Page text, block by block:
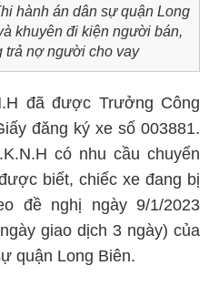
hành án dân sự quận Long
khuyên đi kiện người bán,
trả nợ người cho vay
đã được Trưởng Công
đăng ký xe số 003881.
có nhu cầu chuyển
biết, chiếc xe đang bị
đề nghị ngày 9/1/2023
giao dịch 3 ngày) của
quận Long Biên.